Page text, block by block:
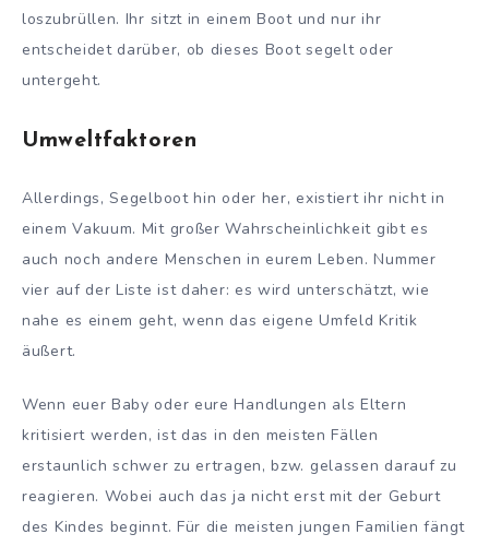
loszubrüllen. Ihr sitzt in einem Boot und nur ihr
entscheidet darüber, ob dieses Boot segelt oder
untergeht.
Umweltfaktoren
Allerdings, Segelboot hin oder her, existiert ihr nicht in
einem Vakuum. Mit großer Wahrscheinlichkeit gibt es
auch noch andere Menschen in eurem Leben. Nummer
vier auf der Liste ist daher: es wird unterschätzt, wie
nahe es einem geht, wenn das eigene Umfeld Kritik
äußert.
Wenn euer Baby oder eure Handlungen als Eltern
kritisiert werden, ist das in den meisten Fällen
erstaunlich schwer zu ertragen, bzw. gelassen darauf zu
reagieren. Wobei auch das ja nicht erst mit der Geburt
des Kindes beginnt. Für die meisten jungen Familien fängt